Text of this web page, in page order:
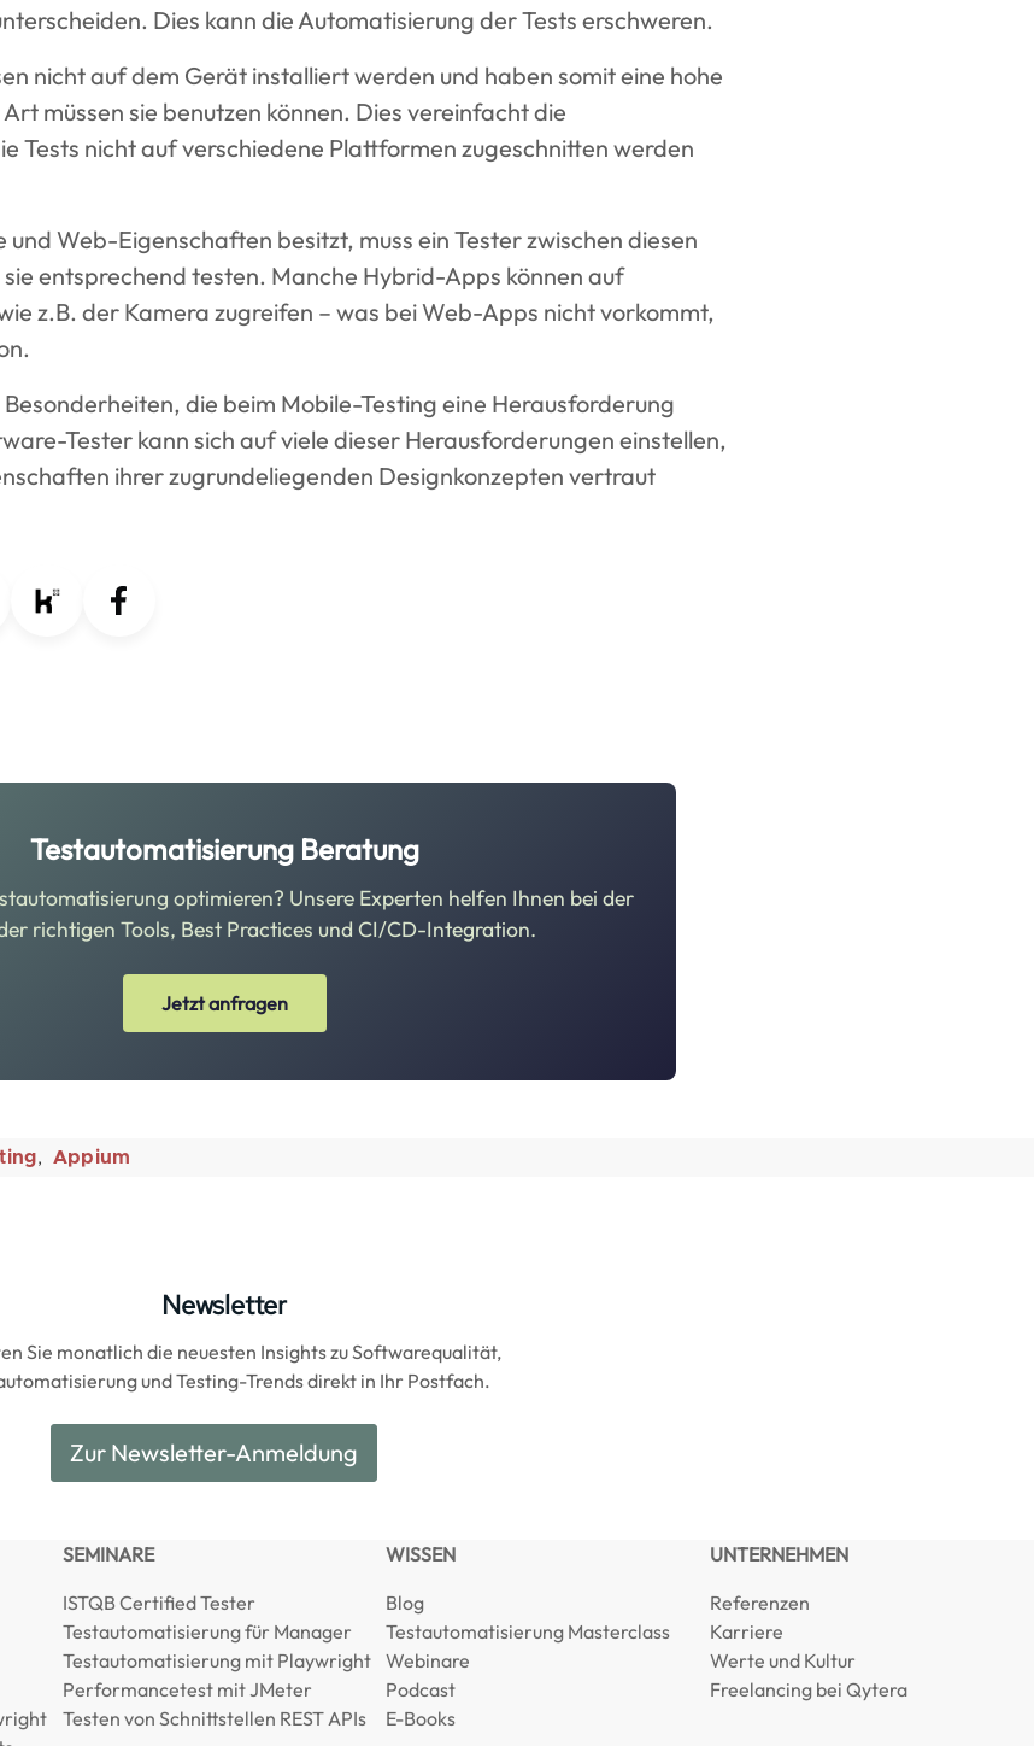
Dies kann die Automatisierung der Tests erschweren.
nicht auf dem Gerät installiert werden und haben somit eine hohe
müssen sie benutzen können. Dies vereinfacht die
Tests nicht auf verschiedene Plattformen zugeschnitten werden
Web-Eigenschaften besitzt, muss ein Tester zwischen diesen
entsprechend testen. Manche Hybrid-Apps können auf
z.B. der Kamera zugreifen – was bei Web-Apps nicht vorkommt,
die beim Mobile-Testing eine Herausforderung
Tester kann sich auf viele dieser Herausforderungen einstellen,
ihrer zugrundeliegenden Designkonzepten vertraut
Testautomatisierung Beratung
optimieren? Unsere Experten helfen Ihnen bei der
richtigen Tools, Best Practices und CI/CD-Integration.
Jetzt anfragen
Appium
Newsletter
Sie monatlich die neuesten Insights zu Softwarequalität,
und Testing-Trends direkt in Ihr Postfach.
Zur Newsletter-Anmeldung
SEMINARE
ISTQB Certified Tester
Testautomatisierung für Manager
Testautomatisierung mit Playwright
Performancetest mit JMeter
Testen von Schnittstellen REST APIs
WISSEN
Blog
Testautomatisierung Masterclass
Webinare
Podcast
E-Books
UNTERNEHMEN
Referenzen
Karriere
Werte und Kultur
Freelancing bei Qytera
Kundenbewertungen und Erfahrungen zu
SEHR GUT